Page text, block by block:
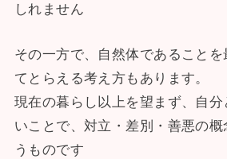
しれません
その一方で、自然体であること
てとらえる考え方もあります。
現在の暮らし以上を望まず、自
いことで、対立・差別・善悪の
うものです